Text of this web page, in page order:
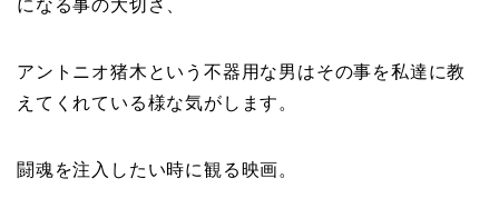
になる事の大切さ、
アントニオ猪木という不器用な男はその事を私達に教
えてくれている様な気がします。
闘魂を注入したい時に観る映画。